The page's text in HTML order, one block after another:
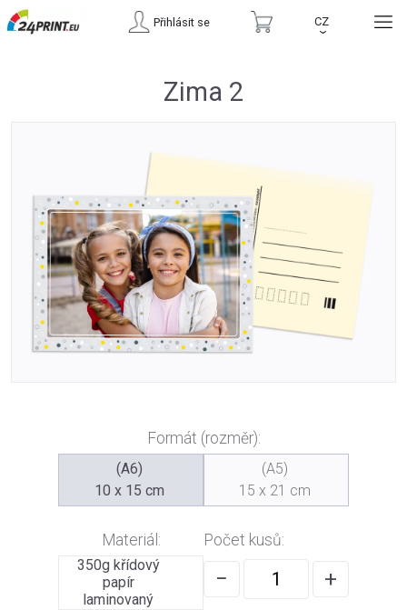
Přihlásit se CZ
›
Zima 2
Formát (rozměr):
(A6)
10 x 15 cm
(A5)
15 x 21 cm
Materiál:
350g křídový
papír
laminovaný
Počet kusů:
− +